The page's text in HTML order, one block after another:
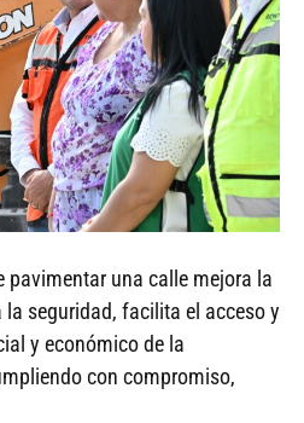
pavimentar una calle mejora la
seguridad, facilita el acceso y
y económico de la
con compromiso,